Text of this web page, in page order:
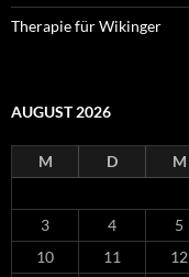
Therapie für Wikinger
AUGUST 2026
M D M
3
4 5
10
11 12